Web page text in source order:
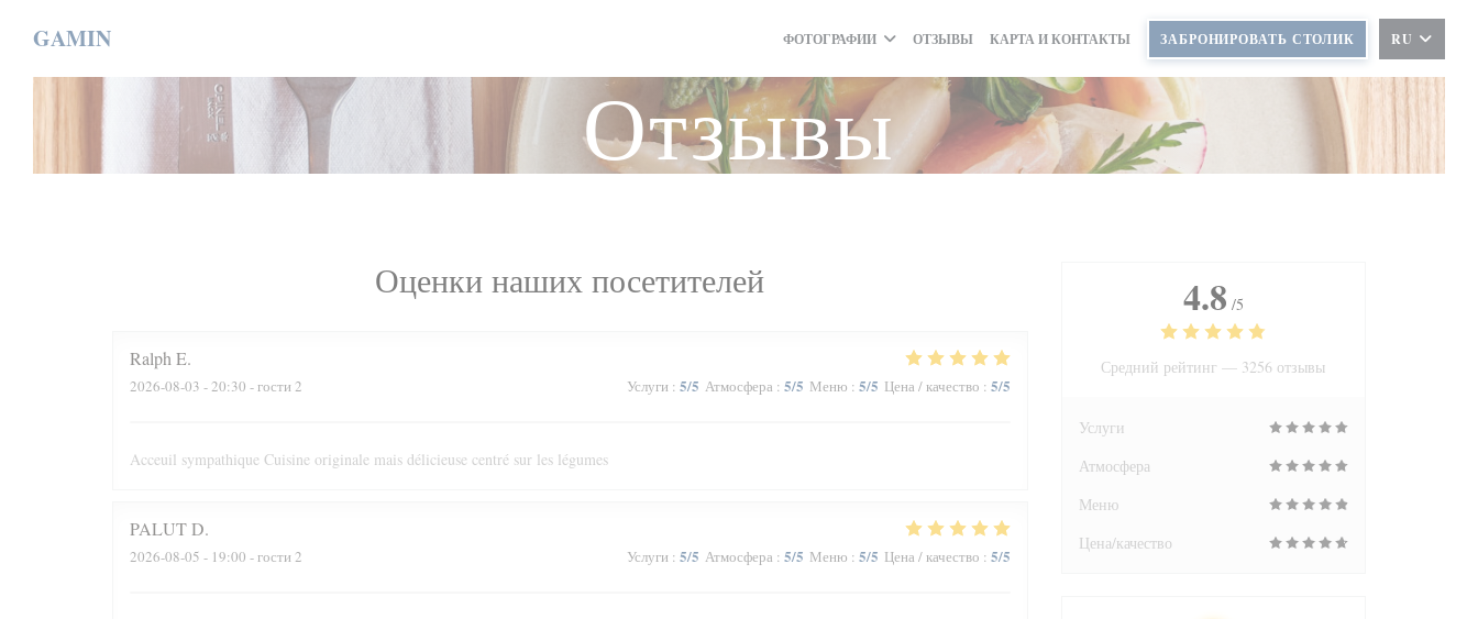
GAMIN ФОТОГРАФИИ ОТЗЫВЫ КАРТА И КОНТАКТЫ ЗАБРОНИРОВАТЬ СТОЛИК RU
Отзывы
Оценки наших посетителей
Ralph E
2026-08-03 - 20:30 - гости 2 Услуги : 5/5 Атмосфера : 5/5 Меню : 5/5 Цена / качество : 5/5
Acceuil sympathique Cuisine originale mais délicieuse centré sur les légumes
PALUTD
2026-08-05 - 19:00 - гости 2 Услуги : 5/5 Атмосфера : 5/5 Меню : 5/5 Цена / качество : 5/5
4.8 /5
Средний рейтинг — 3256 отзывы
Услуги
Атмосфера
Меню
Цена/качество